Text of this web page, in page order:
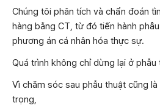
Chúng tôi phân tích và chẩn đoán
hàng bằng CT, từ đó tiến hành
phương án cá nhân hóa thực sự.
Quá trình không chỉ dừng lại ở phẫu
Vì chăm sóc sau phẫu thuật cũng
trọng,